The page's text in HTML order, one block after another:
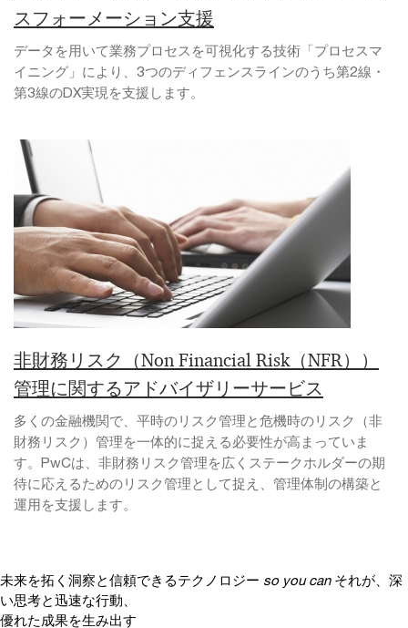
スフォーメーション支援
データを用いて業務プロセスを可視化する技術「プロセスマ
イニング」により、3つのディフェンスラインのうち第2線・
第3線のDX実現を支援します。
非財務リスク（Non Financial Risk（NFR））
管理に関するアドバイザリーサービス
多くの金融機関で、平時のリスク管理と危機時のリスク（非
財務リスク）管理を一体的に捉える必要性が高まっていま
す。PwCは、非財務リスク管理を広くステークホルダーの期
待に応えるためのリスク管理として捉え、管理体制の構築と
運用を支援します。
未来を拓く洞察と信頼できるテクノロジー so you can それが、深
い思考と迅速な行動、
優れた成果を生み出す